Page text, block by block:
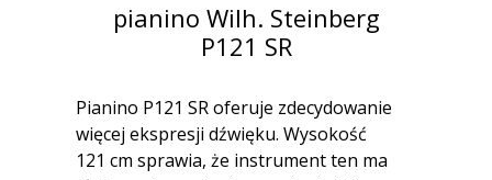
Pianino P121 SR oferuje zdecydowanie
więcej ekspresji dźwięku. Wysokość
121 cm sprawia, że instrument ten ma
pianino Wilh. Steinberg
P121 SR